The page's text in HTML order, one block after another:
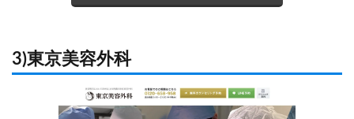
3)東京美容外科